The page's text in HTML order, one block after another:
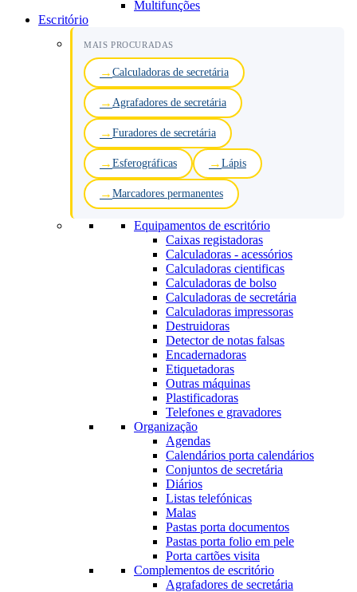
Multifunções
Escritório
MAIS PROCURADAS
Calculadoras de secretária
Agrafadores de secretária
Furadores de secretária
Esferográficas Lápis
Marcadores permanentes
Equipamentos de escritório
Caixas registadoras
Calculadoras - acessórios
Calculadoras cientificas
Calculadoras de bolso
Calculadoras de secretária
Calculadoras impressoras
Destruidoras
Detector de notas falsas
Encadernadoras
Etiquetadoras
Outras máquinas
Plastificadoras
Telefones e gravadores
Organização
Agendas
Calendários porta calendários
Conjuntos de secretária
Diários
Listas telefónicas
Malas
Pastas porta documentos
Pastas porta folio em pele
Porta cartões visita
Complementos de escritório
Agrafadores de secretária